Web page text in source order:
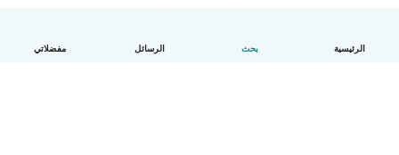
الرئيسية بحث الرسائل مفضلاتي